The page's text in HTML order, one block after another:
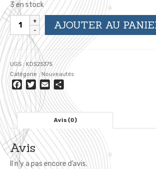
3 en stock
quantité
de
NOTES
-
Housse
de
Tablette
en
Néoprène
-
Bel
Etui
Ipad
AJOUTER AU
UGS :KDS25375
Catégorie :Nouveautés
Facebook
Twitter
EmailPartager
Avis (0)
Avis
Il n’y a pas encore d’avis.